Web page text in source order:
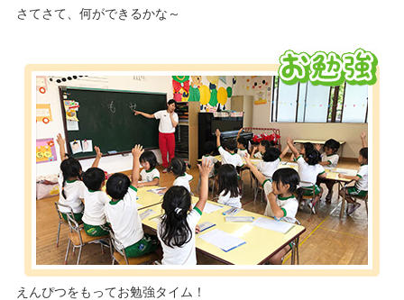
さてさて、何ができるかな～
えんぴつをもってお勉強タイム！